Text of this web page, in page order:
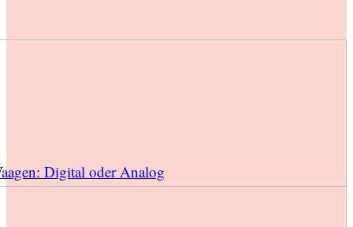
Digital oder Analog